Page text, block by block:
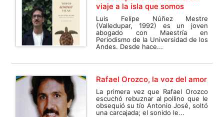
viaje a la isla que somos
Luis Felipe Núñez Mestre
(Valledupar, 1992) es un joven
abogado con Maestría en
Periodismo de la Universidad de los
Andes. Desde hace...
Rafael Orozco, la voz del amor
La primera vez que Rafael Orozco
escuchó rebuznar al pollino que le
obsequió su tío Antonio José, soltó
una carcajada; el sonido le...